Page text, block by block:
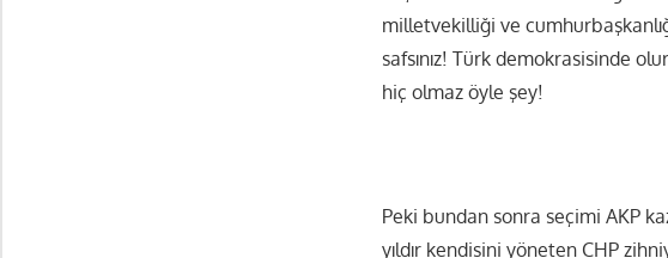
milletvekilliği ve
safsınız! Türk demokrasisinde
hiç olmaz öyle şey!
Peki bundan sonra seçimi AKP
yıldır kendisini yöneten CHP